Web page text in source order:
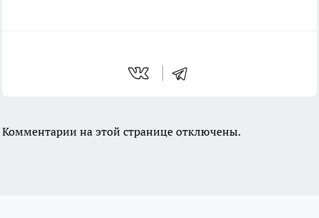
Комментарии на этой странице отключены.